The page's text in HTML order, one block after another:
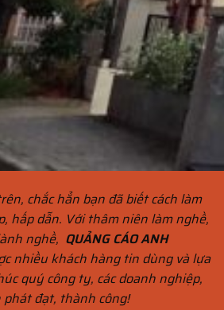
chắc hẳn bạn đã biết cách làm
hấp dẫn. Với thâm niên làm nghề,
nghề, QUẢNG CÁO ANH
nhiều khách hàng tin dùng và lựa
quý công ty, các doanh nghiệp,
đạt, thành công!